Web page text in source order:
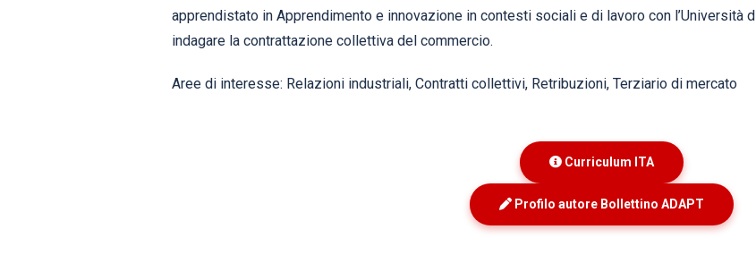
apprendistato in Apprendimento e innovazione in contesti sociali e di lavoro con l’Università
indagare la contrattazione collettiva del commercio.
Aree di interesse: Relazioni industriali, Contratti collettivi, Retribuzioni, Terziario di mercato
Curriculum ITA
Profilo autore Bollettino ADAPT